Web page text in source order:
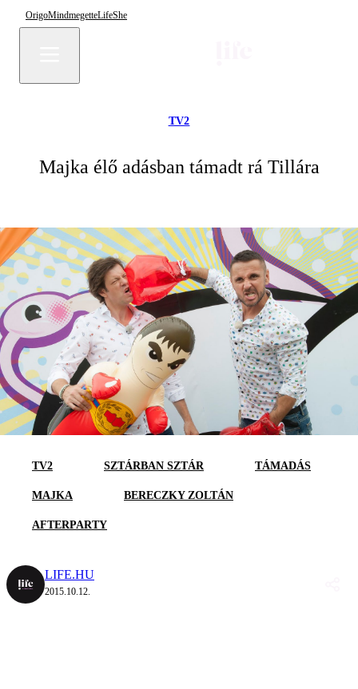
OrigoMindmegetteLifeShe
TV2
Majka élő adásban támadt rá Tillára
TV2 SZTÁRBAN SZTÁR TÁMADÁS
MAJKA BERECZKY ZOLTÁN
AFTERPARTY
LIFE.HU
2015.10.12.